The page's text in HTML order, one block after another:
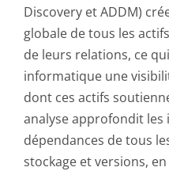
Discovery et ADDM)
globale de tous les
de leurs relations, ce
informatique une
dont ces actifs
analyse approfondit
dépendances de tous
stockage et versions,